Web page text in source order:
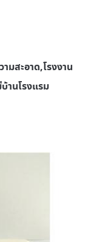
มสะอาด,โรงงาน
นโรงแรม